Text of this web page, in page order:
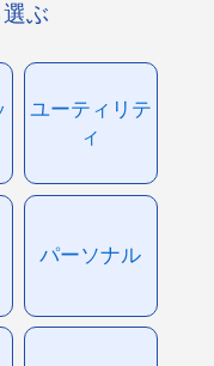
ぶ
ユーティリテ
ィ
パーソナル